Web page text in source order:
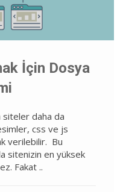
İçin Dosya
siteler daha da
css ve js
verilebilir. Bu
sitenizin en yüksek
Fakat ..